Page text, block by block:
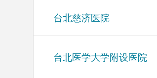
台北慈济医院
台北医学大学附设医院